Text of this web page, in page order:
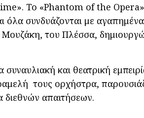
Το «Phantom of the Opera»
όλα συνδυάζονται με
του Πλέσσα,
και θεατρική
τους ορχήστρα,
απαιτήσεων.